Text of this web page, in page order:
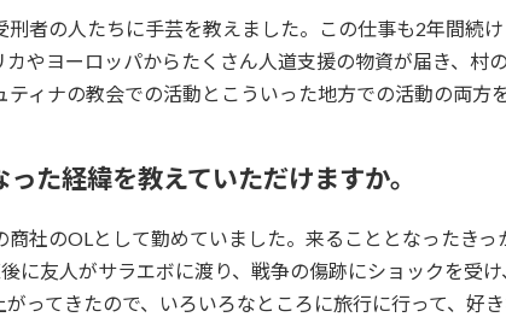
者の人たちに手芸を教えました。この仕事も2年間続
やヨーロッパからたくさん人道支援の物資が届き、村
ィナの教会での活動とこういった地方での活動の両方を
た経緯を教えていただけますか。
商社のOLとして勤めていました。来ることとなったき
に友人がサラエボに渡り、戦争の傷跡にショックを受
ってきたので、いろいろなところに旅行に行って、好